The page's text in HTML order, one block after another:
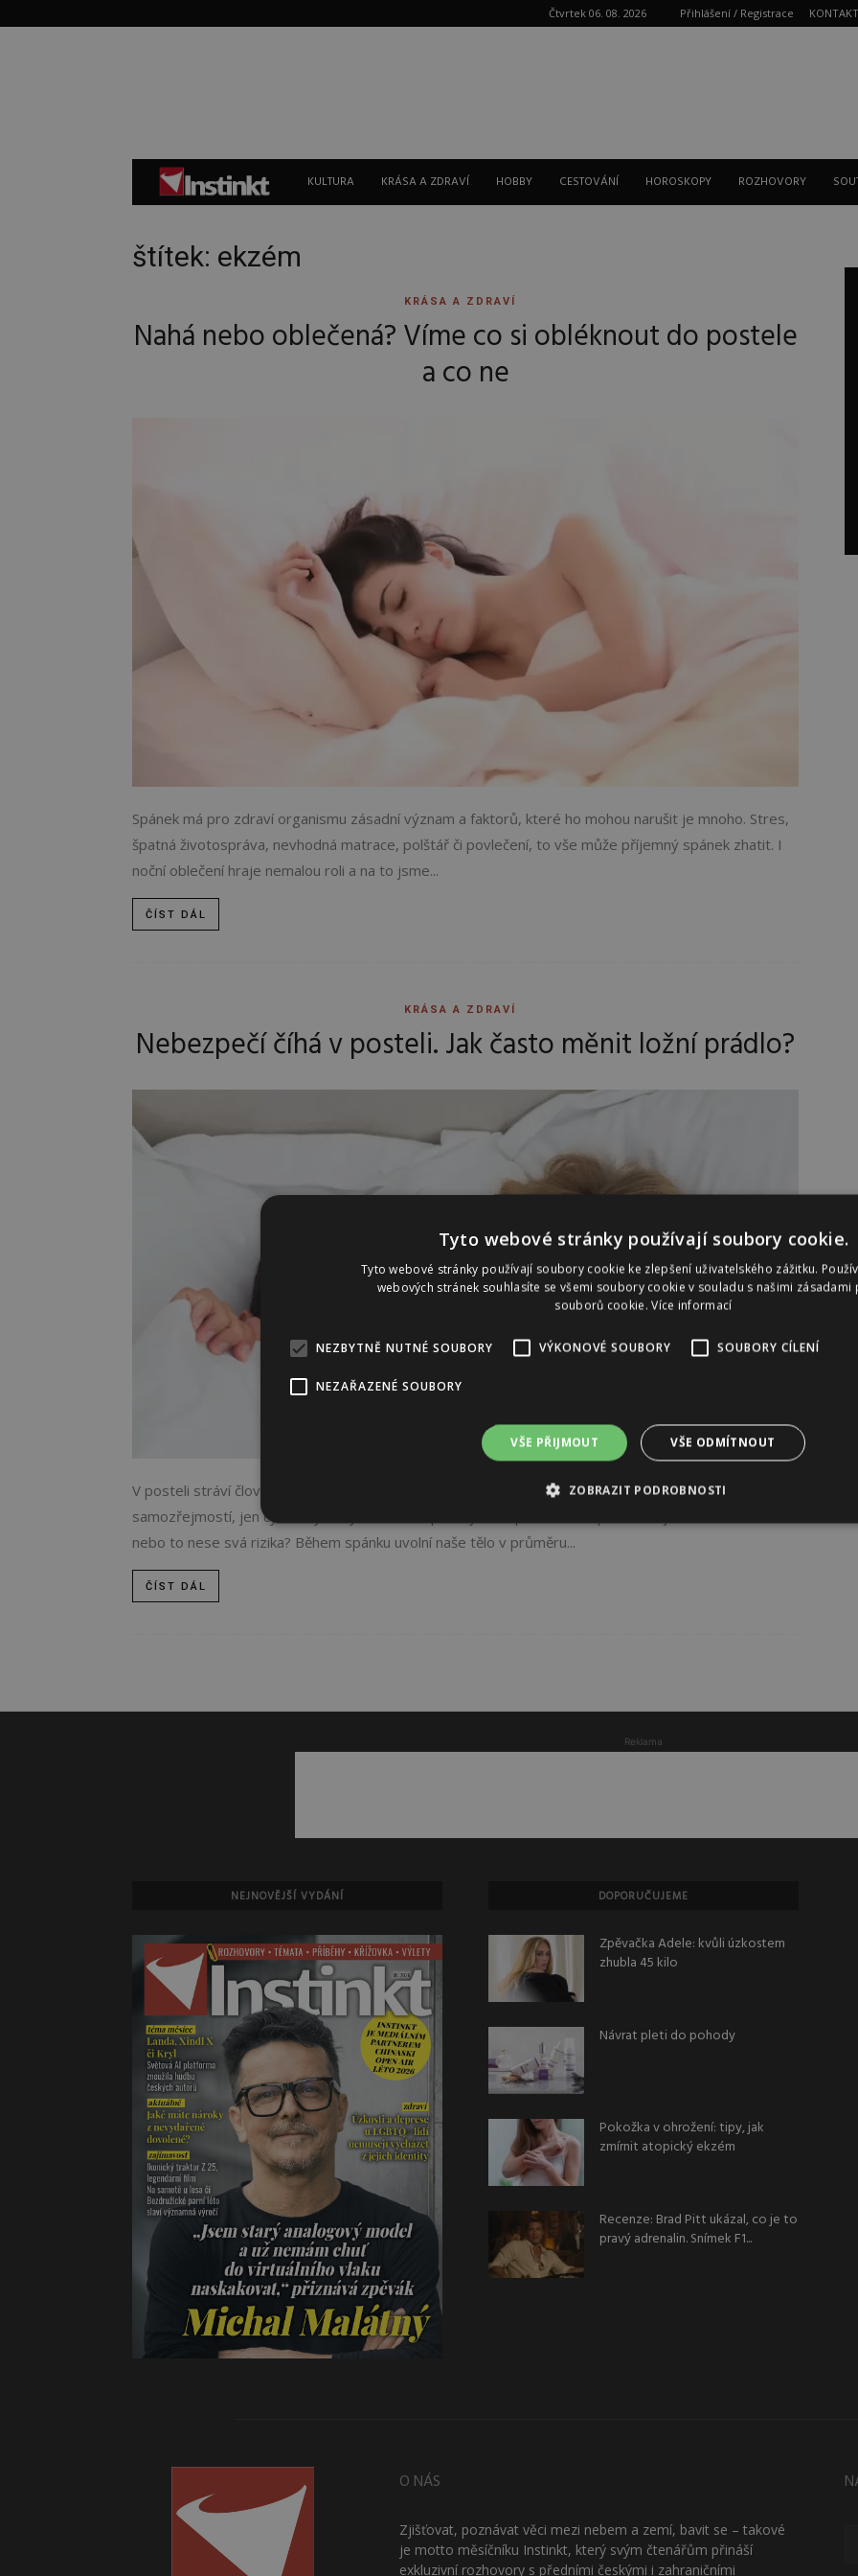
Čtvrtek 06. 08. 2026 Přihlášení / Registrace KONTAKT
Instinkt
KULTURA KRÁSA A ZDRAVÍ HOBBY CESTOVÁNÍ HOROSKOPY ROZHOVORY
štítek: ekzém
KRÁSA A ZDRAVÍ
Nahá nebo oblečená? Víme co si obléknout do postele
a co ne
Spánek má pro zdraví organismu zásadní význam a faktorů, které ho mohou narušit je mnoho. Stres,
špatná životospráva, nevhodná matrace, polštář či povlečení, to vše může příjemný spánek zhatit. I
noční oblečení hraje nemalou roli a na to jsme...
ČÍST DÁL
KRÁSA A ZDRAVÍ
Nebezpečí číhá v posteli. Jak často měnit ložní prádlo?
V posteli stráví člověk zhruba třetinu svého života. Měnit ložní prádlo je pro většinu lidí
samozřejmostí, jen cyklus výměny se liší. Doopravdy stačí převléknout povlečení jednou za měsíc
nebo to nese svá rizika? Během spánku uvolní naše tělo v průměru...
ČÍST DÁL
Reklama
NEJNOVĚJŠÍ VYDÁNÍ DOPORUČUJEME
Zpěvačka Adele: kvůli úzkostem
zhubla 45 kilo
Návrat pleti do pohody
Pokožka v ohrožení: tipy, jak
zmírnit atopický ekzém
Recenze: Brad Pitt ukázal, co je to
pravý adrenalin. Snímek F1...
O NÁS
Zjišťovat, poznávat věci mezi nebem a zemí, bavit se – takové
je motto měsíčníku Instinkt, který svým čtenářům přináší
exkluzivní rozhovory s předními českými i zahraničními
Tyto webové stránky používají soubory cookie.
Tyto webové stránky používají soubory cookie ke zlepšení uživatelského zážitku.
webových stránek souhlasíte se všemi soubory cookie v souladu s našimi zásadami
souborů cookie.Více informací
NEZBYTNĚ NUTNÉ SOUBORY VÝKONOVÉ SOUBORY SOUBORY CÍLENÍ
NEZAŘAZENÉ SOUBORY
VŠE PŘIJMOUT VŠE ODMÍTNOUT
ZOBRAZIT PODROBNOSTI